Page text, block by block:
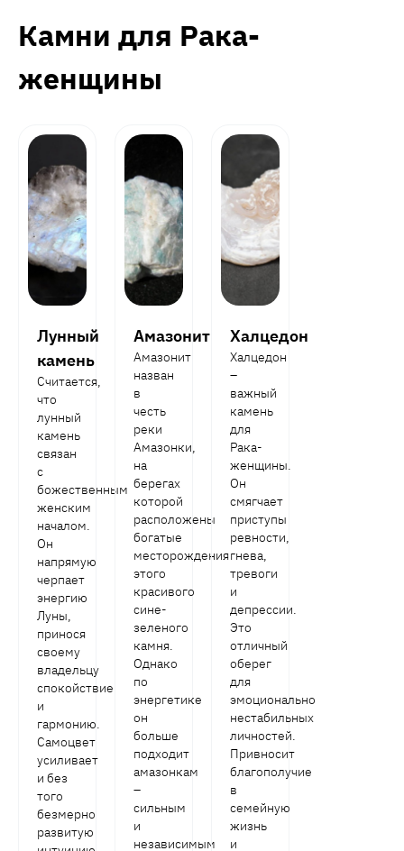
Камни для Рака-
женщины
Лунный
камень
Считается,
что
лунный
камень
связан
с
божественным
женским
началом.
Он
напрямую
черпает
энергию
Луны,
принося
своему
владельцу
спокойствие
и
гармонию.
Самоцвет
усиливает
и без
того
безмерно
развитую
Амазонит
Амазонит
назван
в
честь
реки
Амазонки,
на
берегах
которой
расположены
богатые
месторождения
этого
красивого
сине-
зеленого
камня.
Однако
по
энергетике
он
больше
подходит
амазонкам
–
сильным
и
независимым
Халцедон
Халцедон
–
важный
камень
для
Рака-
женщины.
Он
смягчает
приступы
ревности,
гнева,
тревоги
и
депрессии.
Это
отличный
оберег
для
эмоционально
нестабильных
личностей.
Привносит
благополучие
в
семейную
жизнь
и